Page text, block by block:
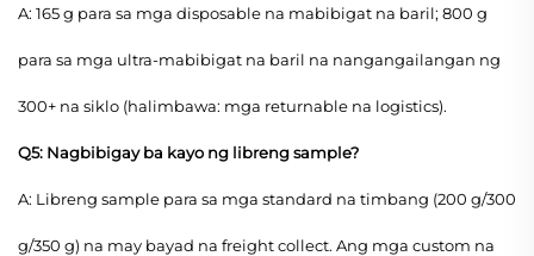
A: 165 g para sa mga disposable na mabibigat na baril; 800 g
para sa mga ultra-mabibigat na baril na nangangailangan ng
300+ na siklo (halimbawa: mga returnable na logistics).
Q5: Nagbibigay ba kayo ng libreng sample?
A: Libreng sample para sa mga standard na timbang (200 g/300
g/350 g) na may bayad na freight collect. Ang mga custom na